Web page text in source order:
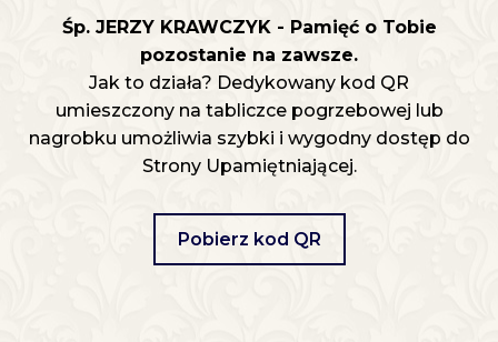
Śp. JERZY KRAWCZYK - Pamięć o Tobie
pozostanie na zawsze.
Jak to działa? Dedykowany kod QR
umieszczony na tabliczce pogrzebowej lub
nagrobku umożliwia szybki i wygodny dostęp do
Strony Upamiętniającej.
Pobierz kod QR